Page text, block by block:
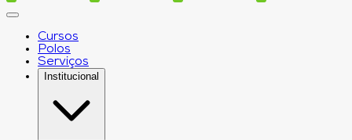
Cursos
Polos
Serviços
Institucional